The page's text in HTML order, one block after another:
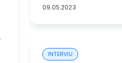
09.05.2023
INTERVIU